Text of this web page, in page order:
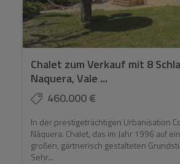
Chalet zum Verkauf mit 8
Naquera, Vale ...
460.000 €
In der prestigeträchtigen Urbanisation
Náquera. Chalet, das im Jahr 1996 auf
großen, gärtnerisch gestalteten
Sehr...